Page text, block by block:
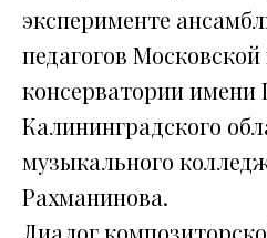
эксперименте
педагогов
консерватории имени
Калининградского
музыкального
Рахманинова.
Диалог